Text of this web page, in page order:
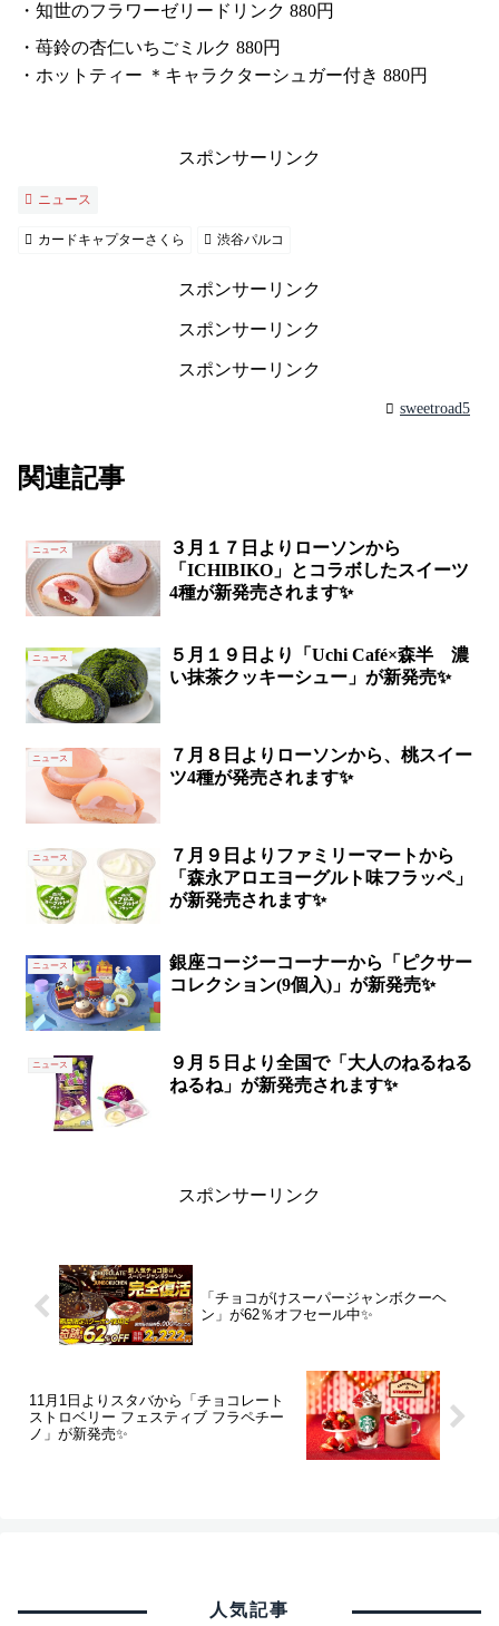
・知世のフラワーゼリードリンク 880円
・苺鈴の杏仁いちごミルク 880円
・ホットティー ＊キャラクターシュガー付き 880円
スポンサーリンク
ニュース
カードキャプターさくら 渋谷パルコ
スポンサーリンク
スポンサーリンク
スポンサーリンク
sweetroad5
関連記事
ニュース
３月１７日よりローソンから
「ICHIBIKO」とコラボしたスイーツ
4種が新発売されます✨
ニュース
５月１９日より「Uchi Café×森半 濃
い抹茶クッキーシュー」が新発売✨
ニュース
７月８日よりローソンから、桃スイー
ツ4種が発売されます✨
ニュース
７月９日よりファミリーマートから
「森永アロエヨーグルト味フラッペ」
が新発売されます✨
ニュース
銀座コージーコーナーから「ピクサー
コレクション(9個入)」が新発売✨
ニュース
９月５日より全国で「大人のねるねる
ねるね」が新発売されます✨
スポンサーリンク
「チョコがけスーパージャンボクーヘ
ン」が62％オフセール中✨
11月1日よりスタバから「チョコレート
ストロベリー フェスティブ フラペチー
ノ」が新発売✨
人気記事